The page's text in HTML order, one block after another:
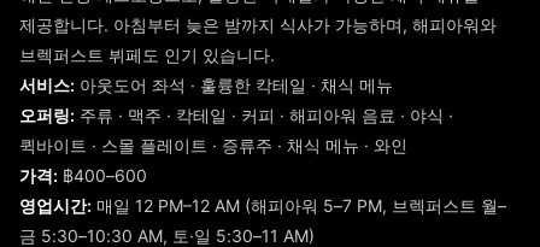
제공합니다. 아침부터 늦은 밤까지 식사가 가능하며, 해피아워와
브렉퍼스트 뷔페도 인기 있습니다.
서비스: 아웃도어 좌석 · 훌륭한 칵테일 · 채식 메뉴
오퍼링: 주류 · 맥주 · 칵테일 · 커피 · 해피아워 음료 · 야식 ·
퀵바이트 · 스몰 플레이트 · 증류주 · 채식 메뉴 · 와인
가격: ฿400–600
영업시간: 매일 12 PM–12 AM (해피아워 5–7 PM, 브렉퍼스트 월–
금 5:30–10:30 AM, 토·일 5:30–11 AM)